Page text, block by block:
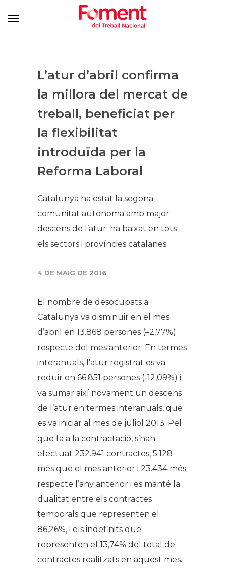
​L’atur d’abril confirma
la millora del mercat de
treball, beneficiat per
la flexibilitat
introduïda per la
Reforma Laboral
​Catalunya ha estat la segona
comunitat autònoma amb major
descens de l’atur: ha baixat en tots
els sectors i províncies catalanes
4 DE MAIG DE 2016
El nombre de desocupats a
Catalunya va disminuir en el mes
d’abril en 13.868 persones (–2,77%)
respecte del mes anterior. En termes
interanuals, l’atur registrat es va
reduir en 66.851 persones (-12,09%) i
va sumar així novament un descens
de l’atur en termes interanuals, que
es va iniciar al mes de juliol 2013. Pel
que fa a la contractació, s’han
efectuat 232.941 contractes, 5.128
més que el mes anterior i 23.434 més
respecte l’any anterior i es manté la
dualitat entre els contractes
temporals que representen el
86,26%, i els indefinits que
representen el 13,74% del total de
contractes realitzats en aquest mes.